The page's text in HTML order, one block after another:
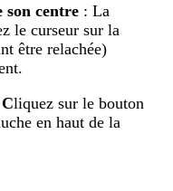
centre : La
le curseur sur la
être relachée)
Cliquez sur le bouton
en haut de la